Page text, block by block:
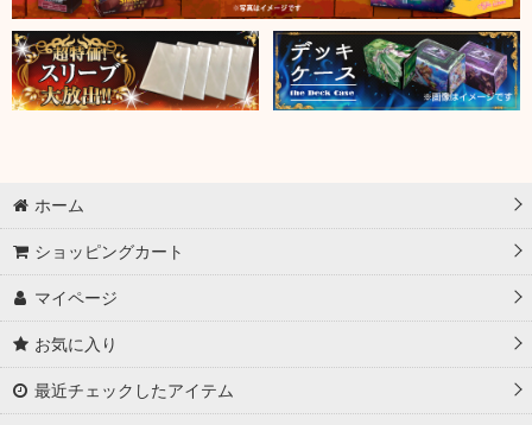
ホーム
ショッピングカート
マイページ
お気に入り
最近チェックしたアイテム